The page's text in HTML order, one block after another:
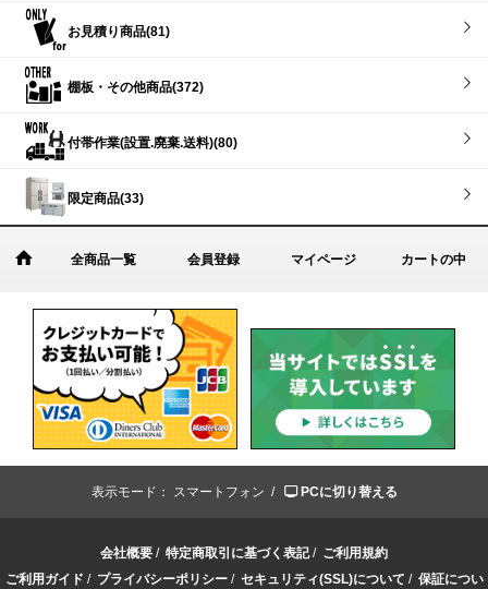
お見積り商品(81)
棚板・その他商品(372)
付帯作業(設置.廃棄.送料)(80)
限定商品(33)
全商品一覧 会員登録 マイページ カートの中
表示モード： スマートフォン / PCに切り替える
会社概要 / 特定商取引に基づく表記/ ご利用規約
ご利用ガイド / プライバシーポリシー/ セキュリティ(SSL)について / 保証につい